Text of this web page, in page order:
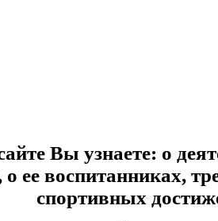
Вы узнаете: о
ее воспитанниках,
спортивных